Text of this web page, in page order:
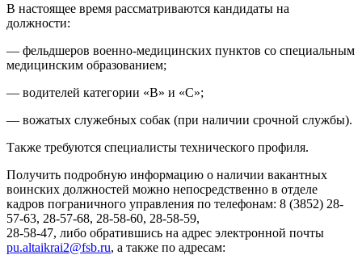
В настоящее время рассматриваются кандидаты на
должности:
— фельдшеров военно-медицинских пунктов со специальным
медицинским образованием;
— водителей категории «В» и «С»;
— вожатых служебных собак (при наличии срочной службы).
Также требуются специалисты технического профиля.
Получить подробную информацию о наличии вакантных
воинских должностей можно непосредственно в отделе
кадров пограничного управления по телефонам: 8 (3852) 28-
57-63, 28-57-68, 28-58-60, 28-58-59,
28-58-47, либо обратившись на адрес электронной почты
pu.altaikrai2@fsb.ru, а также по адресам: